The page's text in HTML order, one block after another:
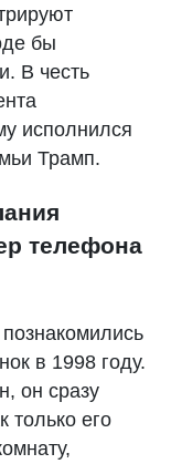
бы
В честь
исполнился
Трамп.
телефона
в 1998 году.
он сразу
только его